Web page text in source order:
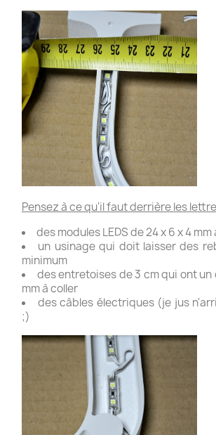
Pensez à ce qu'il faut derrière les
des modules LEDS de 24 x 6 x 4
un usinage qui doit laisser des
minimum
des entretoises de 3 cm qui ont
mm à coller
des câbles électriques (je jus
;)